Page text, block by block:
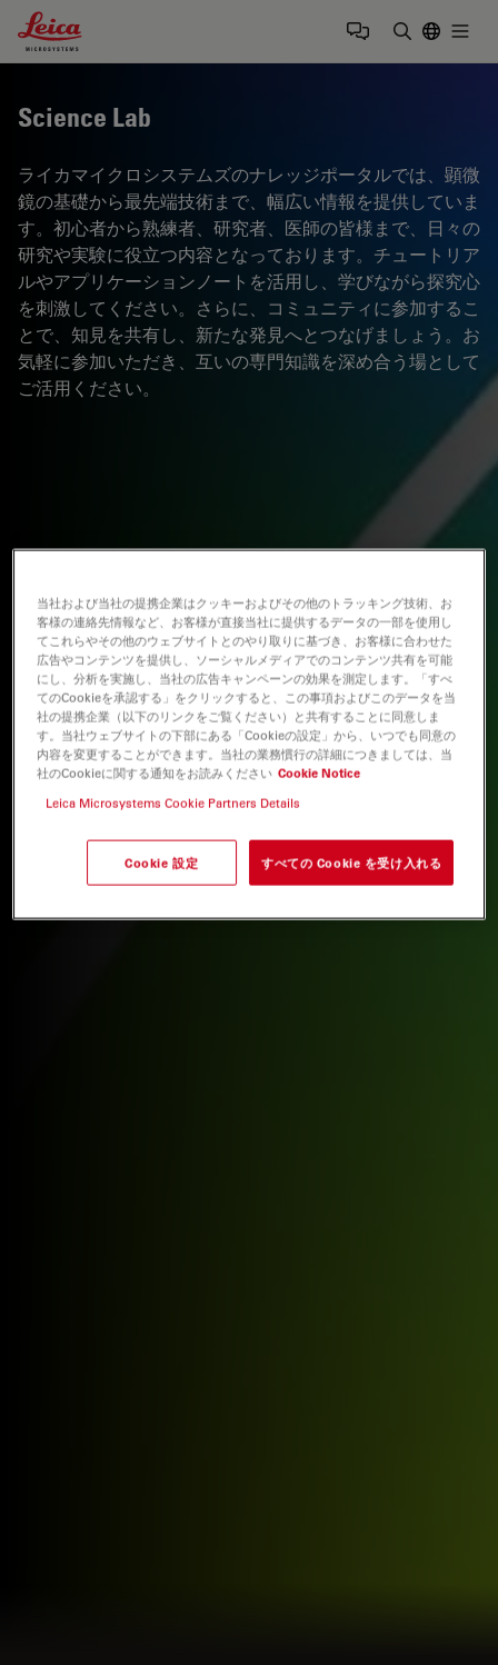
Leica Microsystems Logo
Science Lab
ライカマイクロシステムズのナレッジポータルでは、顕微
鏡の基礎から最先端技術まで、幅広い情報を提供していま
す。初心者から熟練者、研究者、医師の皆様まで、日々の
研究や実験に役立つ内容となっております。チュートリア
ルやアプリケーションノートを活用し、学びながら探究心
を刺激してください。さらに、コミュニティに参加するこ
とで、知見を共有し、新たな発見へとつなげましょう。お
気軽に参加いただき、互いの専門知識を深め合う場として
ご活用ください。
当社および当社の提携企業はクッキーおよびその他のトラッキング技術、お
客様の連絡先情報など、お客様が直接当社に提供するデータの一部を使用し
てこれらやその他のウェブサイトとのやり取りに基づき、お客様に合わせた
広告やコンテンツを提供し、ソーシャルメディアでのコンテンツ共有を可能
にし、分析を実施し、当社の広告キャンペーンの効果を測定します。「すべ
てのCookieを承認する」をクリックすると、この事項およびこのデータを当
社の提携企業（以下のリンクをご覧ください）と共有することに同意しま
す。当社ウェブサイトの下部にある「Cookieの設定」から、いつでも同意の
内容を変更することができます。当社の業務慣行の詳細につきましては、当
社のCookieに関する通知をお読みください Cookie Notice
Leica Microsystems Cookie Partners Details
Cookie 設定 すべての Cookie を受け入れる